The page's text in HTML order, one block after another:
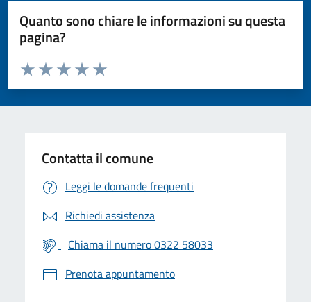
Quanto sono chiare le informazioni su questa
pagina?
Valuta da 1 a 5 stelle la pagina
Valuta 5 stelle su 5
Valuta 4 stelle su 5
Valuta 3 stelle su 5
Valuta 2 stelle su 5
Valuta 1 stelle su 5
Contatta il comune
Leggi le domande frequenti
Richiedi assistenza
Chiama il numero 0322 58033
Prenota appuntamento